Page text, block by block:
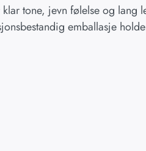
tone, jevn følelse og lang
emballasje